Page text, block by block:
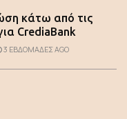
κάτω από τις
CrediaBank
3 ΕΒΔΟΜΆΔΕΣ AGO